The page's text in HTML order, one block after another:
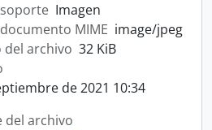
Imagen
MIME image/jpeg
del archivo 32 KiB
de 2021 10:34
del archivo